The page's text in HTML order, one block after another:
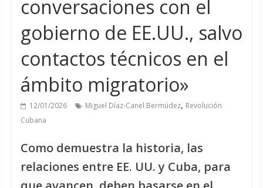
conversaciones con el
gobierno de EE.UU., salvo
contactos técnicos en el
ámbito migratorio»
12/01/2026 Miguel Díaz-Canel Bermúdez, Revolución
Cubana
Como demuestra la historia, las
relaciones entre EE. UU. y Cuba, para